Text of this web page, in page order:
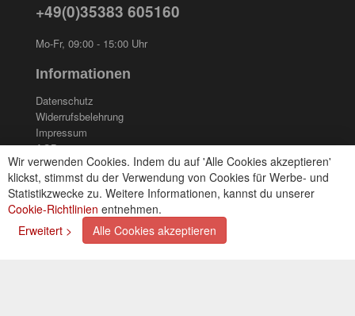
Wir verwenden Cookies. Indem du auf 'Alle Cookies akzeptieren'
klickst, stimmst du der Verwendung von Cookies für Werbe- und
Statistikzwecke zu. Weitere Informationen, kannst du unserer
Cookie-Richtlinien entnehmen.
Erweitert >
Alle Cookies akzeptieren
+49(0)35383 605160
Mo-Fr, 09:00 - 15:00 Uhr
Informationen
Datenschutz
Widerrufsbelehrung
Impressum
AGB
Kontakt
Cookies einstellungen
Zahlungsarten